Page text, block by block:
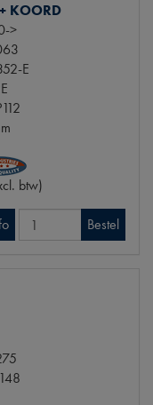
KOORD
>
E
btw)
Bestel